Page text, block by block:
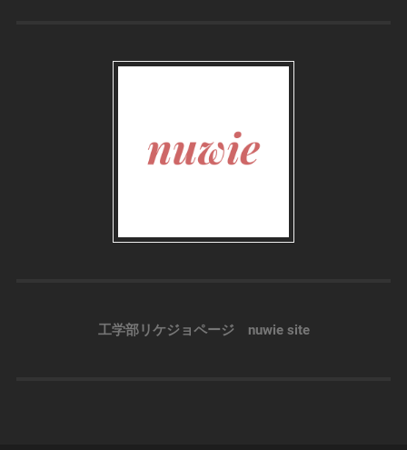
工学部リケジョページ nuwie site